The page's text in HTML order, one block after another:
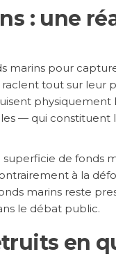
: une
marins pour
tout sur leur
physiquement
— qui constituent
de fonds
à la
marins reste
le débat public.
en